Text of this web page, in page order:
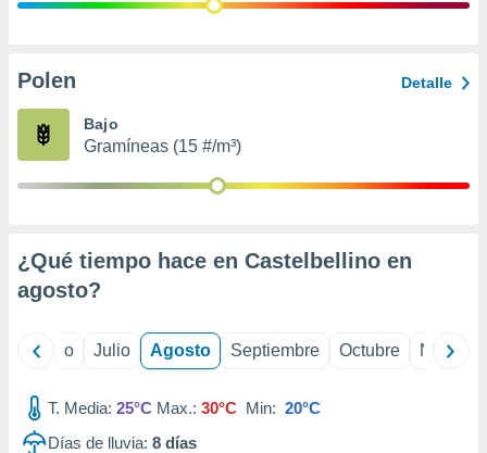
publicidad
de
Polen Detalle
Bajo
Gramíneas (15 #/m³)
¿Qué tiempo hace en Castelbellino en
agosto?
Junio Julio Agosto Septiembre Octubre
T. Media: 25°C Max.: 30°C Min: 20°C
Días de lluvia: 8 días